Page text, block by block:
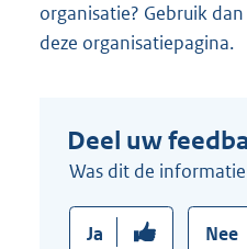
organisatie? Gebruik
deze organisatiepagina.
Deel uw
Was dit de
Ja Nee